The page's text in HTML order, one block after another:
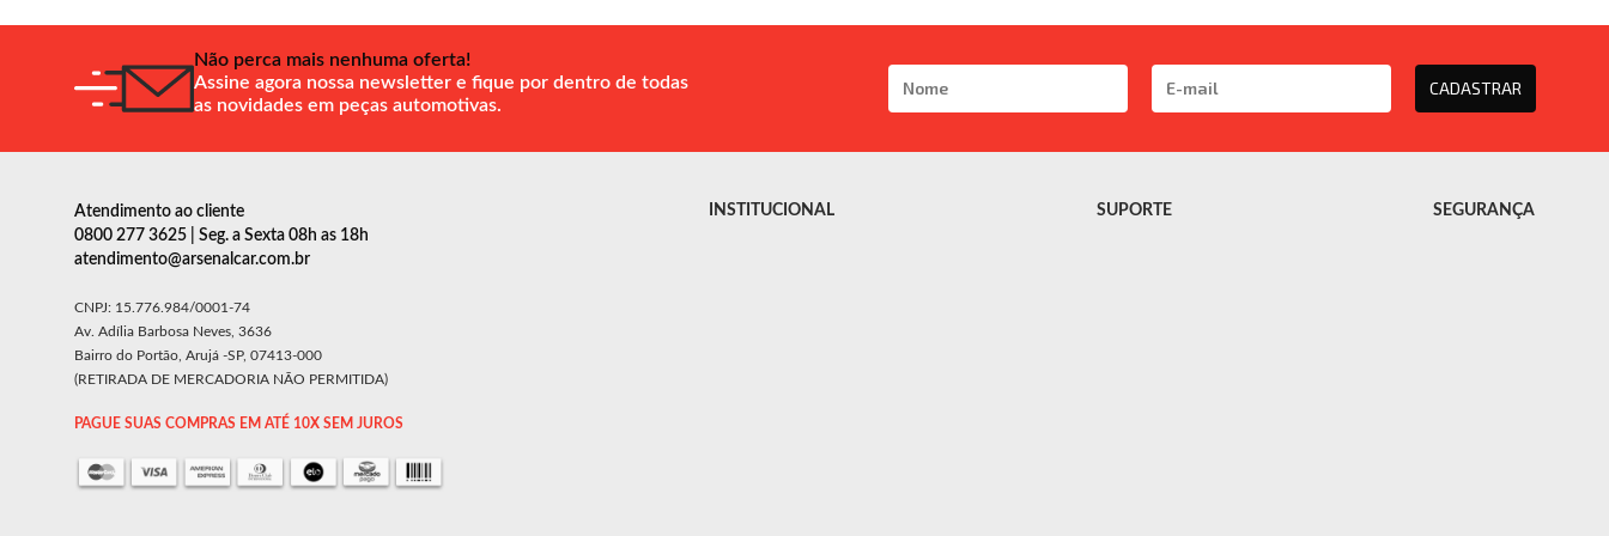
Não perca mais nenhuma oferta!
Assine agora nossa newsletter e fique por dentro de todas
as novidades em peças automotivas.
CADASTRAR
Atendimento ao cliente
0800 277 3625 | Seg. a Sexta 08h as 18h
atendimento@arsenalcar.com.br
CNPJ: 15.776.984/0001-74
Av. Adília Barbosa Neves, 3636
Bairro do Portão, Arujá -SP, 07413-000
(RETIRADA DE MERCADORIA NÃO PERMITIDA)
PAGUE SUAS COMPRAS EM ATÉ 10X SEM JUROS
INSTITUCIONAL SUPORTE SEGURANÇA